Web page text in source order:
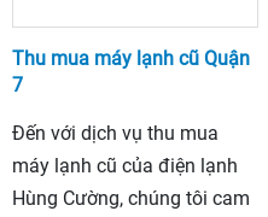
Thu mua máy lạnh cũ Quận
7
Đến với dịch vụ thu mua
máy lạnh cũ của điện lạnh
Hùng Cường, chúng tôi cam